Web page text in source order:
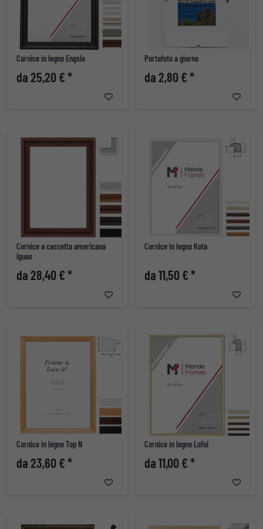
Cornice in legno Engsle
da 25,20 € *
Portafoto a giorno
da 2,80 € *
Cornice a cassetta americana
Iguas
da 28,40 € *
Cornice in legno Kota
da 11,50 € *
Cornice in legno Top N
da 23,60 € *
Cornice in legno Lofoi
da 11,00 € *